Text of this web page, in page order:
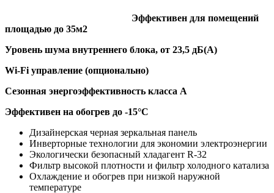
Эффективен для помещений
площадью до 35м2
Уровень шума внутреннего блока, от 23,5 дБ(А)
Wi-Fi управление (опционально)
Сезонная энергоэффективность класса А
Эффективен на обогрев до -15°C
Дизайнерская черная зеркальная панель
Инверторные технологии для экономии электроэнергии
Экологически безопасный хладагент R-32
Фильтр высокой плотности и фильтр холодного катализа
Охлаждение и обогрев при низкой наружной
температуре